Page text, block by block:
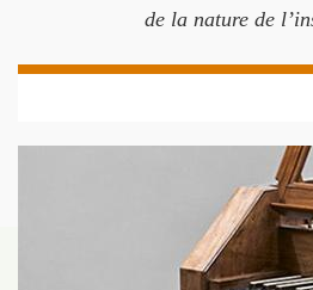
de la nature de